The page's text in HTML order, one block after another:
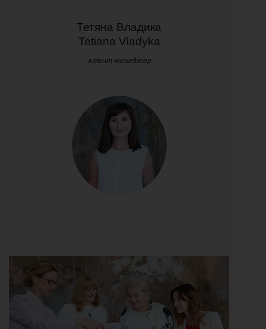
Тетяна Владика
Tetiana Vladyka
клієнт менеджер